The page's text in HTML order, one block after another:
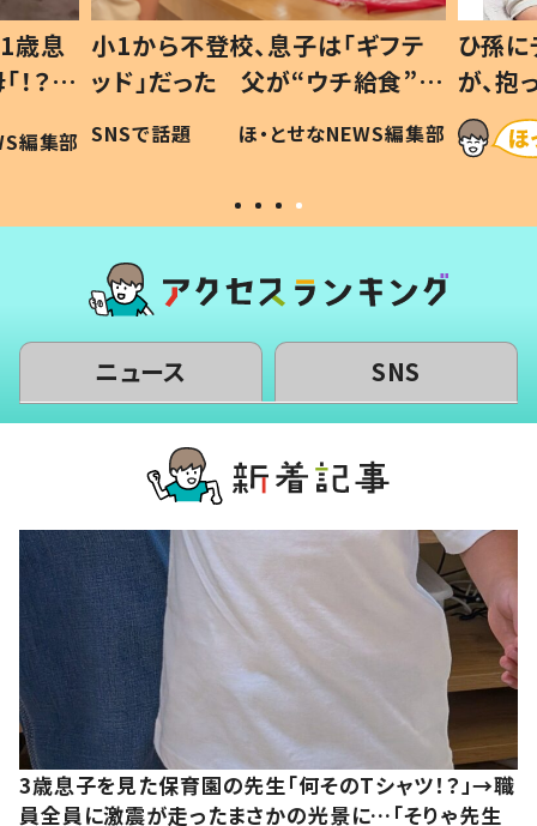
歳息
？」
編集部
小1から不登校、息子は「ギフテ
ッド」だった 父が“ウチ給食”を
作り続ける理由とは #令和の親
#令和の子
SNSで話題 ほ・とせなNEWS編集部
ひ孫
が、
「涙が
い」
ニュース SNS
3歳息子を見た保育園の先生「何そのTシャツ！？」→職
員全員に激震が走ったまさかの光景に…「そりゃ先生